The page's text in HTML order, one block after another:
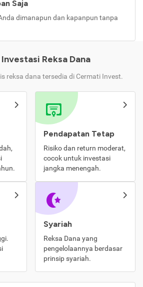
Saja
dimanapun dan kapanpun tanpa
Reksa Dana
reksa dana tersedia di Cermati Invest.
Pendapatan Tetap
Risiko dan return moderat,
cocok untuk investasi
jangka menengah.
Syariah
Reksa Dana yang
pengelolaannya berdasar
prinsip syariah.